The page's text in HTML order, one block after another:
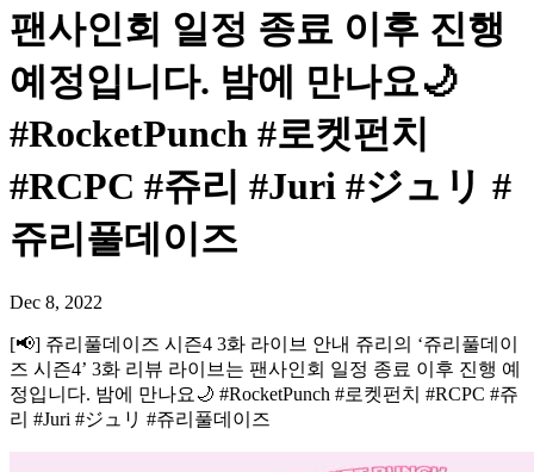
팬사인회 일정 종료 이후 진행
예정입니다. 밤에 만나요🌙
#RocketPunch #로켓펀치
#RCPC #쥬리 #Juri #ジュリ #
쥬리풀데이즈
Dec 8, 2022
[📢] 쥬리풀데이즈 시즌4 3화 라이브 안내 쥬리의 ‘쥬리풀데이
즈 시즌4’ 3화 리뷰 라이브는 팬사인회 일정 종료 이후 진행 예
정입니다. 밤에 만나요🌙 #RocketPunch #로켓펀치 #RCPC #쥬
리 #Juri #ジュリ #쥬리풀데이즈